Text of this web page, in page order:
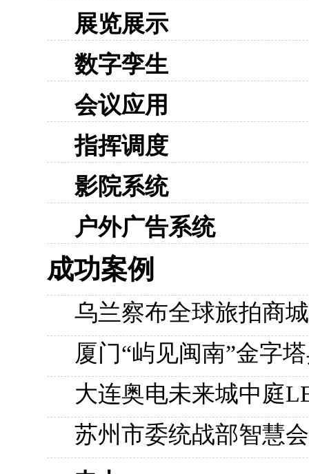
展览展示
数字孪生
会议应用
指挥调度
影院系统
户外广告系统
成功案例
乌兰察布全球旅拍商
厦门“屿见闽南”金字
大连奥电未来城中庭
苏州市委统战部智慧